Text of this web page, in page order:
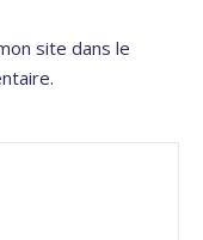
site dans le